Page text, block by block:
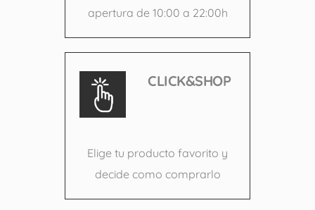
apertura de 10:00 a 22:00h
CLICK&SHOP
Elige tu producto favorito y
decide como comprarlo